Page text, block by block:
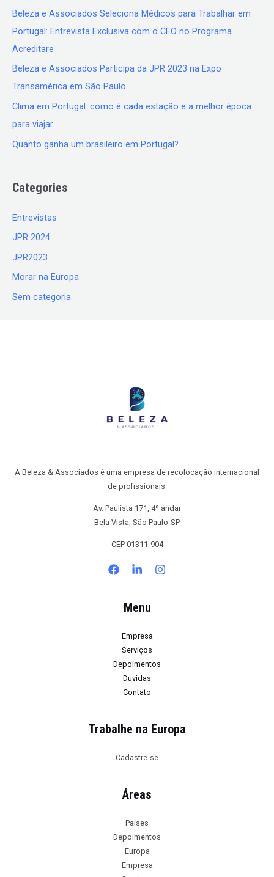
Beleza e Associados Seleciona Médicos para Trabalhar em
Portugal: Entrevista Exclusiva com o CEO no Programa
Acreditare
Beleza e Associados Participa da JPR 2023 na Expo
Transamérica em São Paulo
Clima em Portugal: como é cada estação e a melhor época
para viajar
Quanto ganha um brasileiro em Portugal?
Categories
Entrevistas
JPR 2024
JPR2023
Morar na Europa
Sem categoria
A Beleza & Associados é uma empresa de recolocação internacional
de profissionais.
Av. Paulista 171, 4º andar
Bela Vista, São Paulo-SP
CEP 01311-904
Menu
Empresa
Serviços
Depoimentos
Dúvidas
Contato
Trabalhe na Europa
Cadastre-se
Áreas
Países
Depoimentos
Europa
Empresa